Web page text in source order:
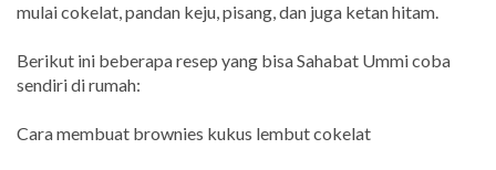
mulai cokelat, pandan keju, pisang, dan juga ketan hitam.
Berikut ini beberapa resep yang bisa Sahabat Ummi coba
sendiri di rumah:
Cara membuat brownies kukus lembut cokelat